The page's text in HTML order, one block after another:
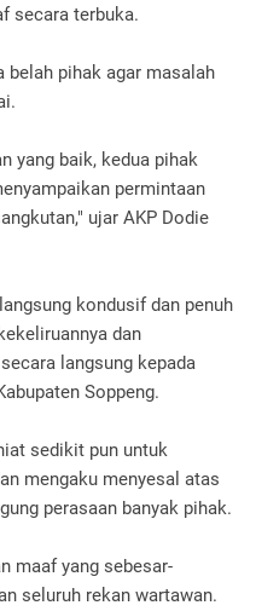
secara terbuka.
belah pihak agar masalah
yang baik, kedua pihak
permintaan
ujar AKP Dodie
kondusif dan penuh
dan
langsung kepada
Soppeng.
sedikit pun untuk
mengaku menyesal atas
perasaan banyak pihak.
maaf yang sebesar-
seluruh rekan wartawan.